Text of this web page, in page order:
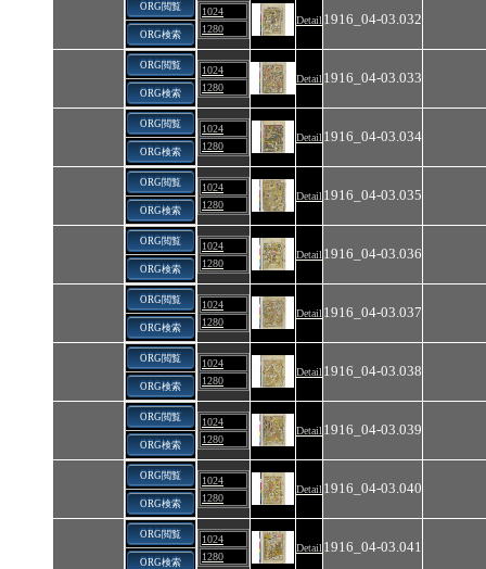
ORG閲覧
ORG検索
1024
1280
Detail 1916_04-03.032
ORG閲覧
ORG検索
1024
1280
Detail 1916_04-03.033
ORG閲覧
ORG検索
1024
1280
Detail 1916_04-03.034
ORG閲覧
ORG検索
1024
1280
Detail 1916_04-03.035
ORG閲覧
ORG検索
1024
1280
Detail 1916_04-03.036
ORG閲覧
ORG検索
1024
1280
Detail 1916_04-03.037
ORG閲覧
ORG検索
1024
1280
Detail 1916_04-03.038
ORG閲覧
ORG検索
1024
1280
Detail 1916_04-03.039
ORG閲覧
ORG検索
1024
1280
Detail 1916_04-03.040
ORG閲覧
ORG検索
1024
1280
Detail 1916_04-03.041